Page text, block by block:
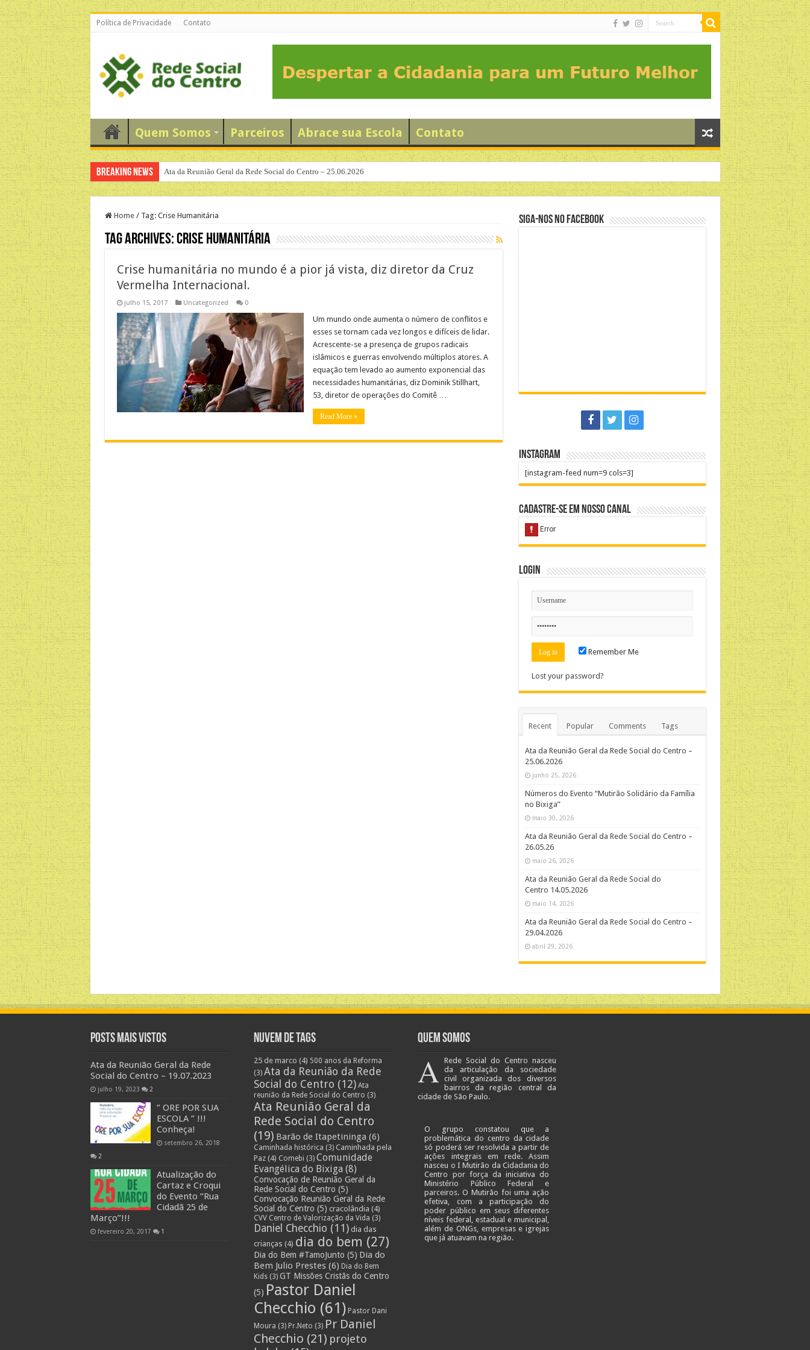
Política de Privacidade Contato
Quem Somos Parceiros Abrace sua Escola Contato
Breaking News Ata da Reunião Geral da Rede Social do Centro – 25.06.2026
Home / Tag: Crise Humanitária
Tag Archives:Crise Humanitária
Crise humanitária no mundo é a pior já vista, diz diretor da Cruz
Vermelha Internacional.
julho 15, 2017 Uncategorized 0
Um mundo onde aumenta o número de conflitos e
esses se tornam cada vez longos e difíceis de lidar.
Acrescente-se a presença de grupos radicais
islâmicos e guerras envolvendo múltiplos atores. A
equação tem levado ao aumento exponencial das
necessidades humanitárias, diz Dominik Stillhart,
53, diretor de operações do Comitê …
Read More »
Siga-nos no Facebook
Instagram
[instagram-feed num=9 cols=3]
Cadastre-se em nosso Canal
Login
Remember Me
Lost your password?
Recent Popular Comments Tags
Ata da Reunião Geral da Rede Social do Centro –
25.06.2026
junho 25, 2026
Números do Evento “Mutirão Solidário da Família
no Bixiga”
maio 30, 2026
Ata da Reunião Geral da Rede Social do Centro –
26.05.26
maio 26, 2026
Ata da Reunião Geral da Rede Social do
Centro 14.05.2026
maio 14, 2026
Ata da Reunião Geral da Rede Social do Centro –
29.04.2026
abril 29, 2026
Posts Mais Vistos
Ata da Reunião Geral da Rede
Social do Centro – 19.07.2023
julho 19, 2023 2
” ORE POR SUA
ESCOLA ” !!!
Conheça!
setembro 26, 2018
2
Atualização do
Cartaz e Croqui
do Evento “Rua
Cidadã 25 de
Março”!!!
fevereiro 20, 2017 1
Nuvem de Tags
25 de marco (4) 500 anos da Reforma
(3) Ata da Reunião da Rede
Social do Centro (12) Ata
reunião da Rede Social do Centro (3)
Ata Reunião Geral da
Rede Social do Centro
(19) Barão de Itapetininga (6)
Caminhada histórica (3) Caminhada pela
Paz (4) Comebi (3) Comunidade
Evangélica do Bixiga (8)
Convocação de Reunião Geral da
Rede Social do Centro (5)
Convocação Reunião Geral da Rede
Social do Centro (5) cracolândia (4)
CVV Centro de Valorização da Vida (3)
Daniel Checchio (11) dia das
crianças (4) dia do bem (27)
Dia do Bem #TamoJunto (5) Dia do
Bem Julio Prestes (6) Dia do Bem
Kids (3) GT Missões Cristãs do Centro
(5) Pastor Daniel
Checchio (61) Pastor Dani
Moura (3) Pr.Neto (3) Pr Daniel
Checchio (21) projeto
Quem Somos
A Rede Social do Centro nasceu
da articulação da sociedade
civil organizada dos diversos
bairros da região central da
cidade de São Paulo.
O grupo constatou que a
problemática do centro da cidade
só poderá ser resolvida a partir de
ações integrais em rede. Assim
nasceu o I Mutirão da Cidadania do
Centro por força da iniciativa do
Ministério Público Federal e
parceiros. O Mutirão foi uma ação
efetiva, com a participação do
poder público em seus diferentes
níveis federal, estadual e municipal,
além de ONGs, empresas e igrejas
que já atuavam na região.